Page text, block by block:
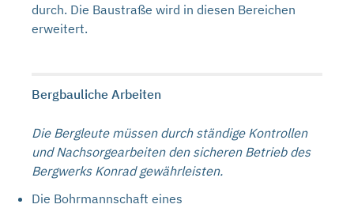
durch. Die Baustraße wird in diesen Bereichen
erweitert.
Bergbauliche Arbeiten
Die Bergleute müssen durch ständige Kontrollen
und Nachsorgearbeiten den sicheren Betrieb des
Bergwerks Konrad gewährleisten.
Die Bohrmannschaft eines